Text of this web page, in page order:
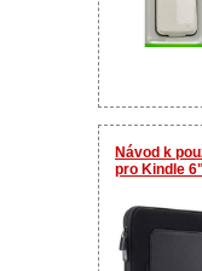
Návod k
pro Kindle